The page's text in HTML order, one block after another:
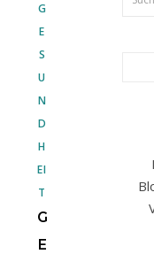
G
E
S
U
N
D
H
EI
T
G
E